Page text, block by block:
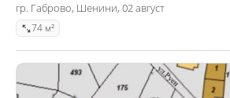
гр. Габрово, Шенини, 02 август
74 м²